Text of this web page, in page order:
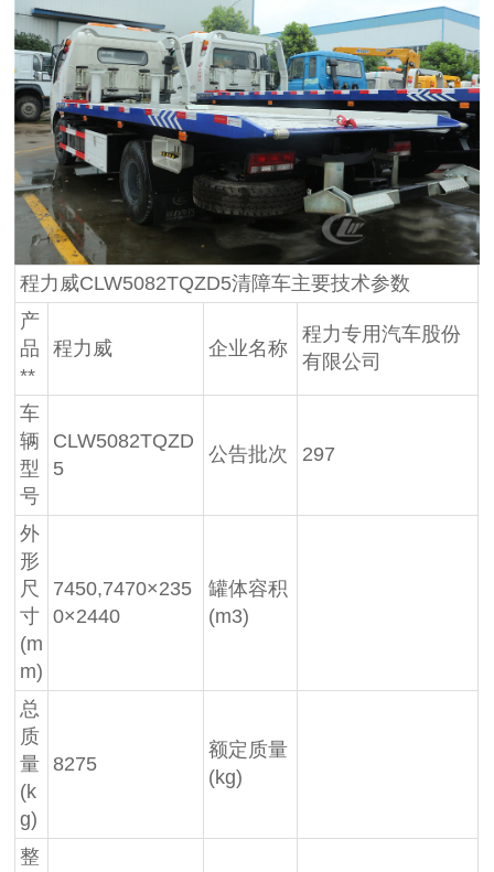
程力威CLW5082TQZD5清障车主要技术参数
产
品
**
程力威 企业名称
程力专用汽车股份
有限公司
车
辆
型
号
CLW5082TQZD
5
公告批次 297
外
形
尺
寸
(m
m)
7450,7470×235
0×2440
罐体容积
(m3)
总
质
量
(k
g)
8275
额定质量
(kg)
整